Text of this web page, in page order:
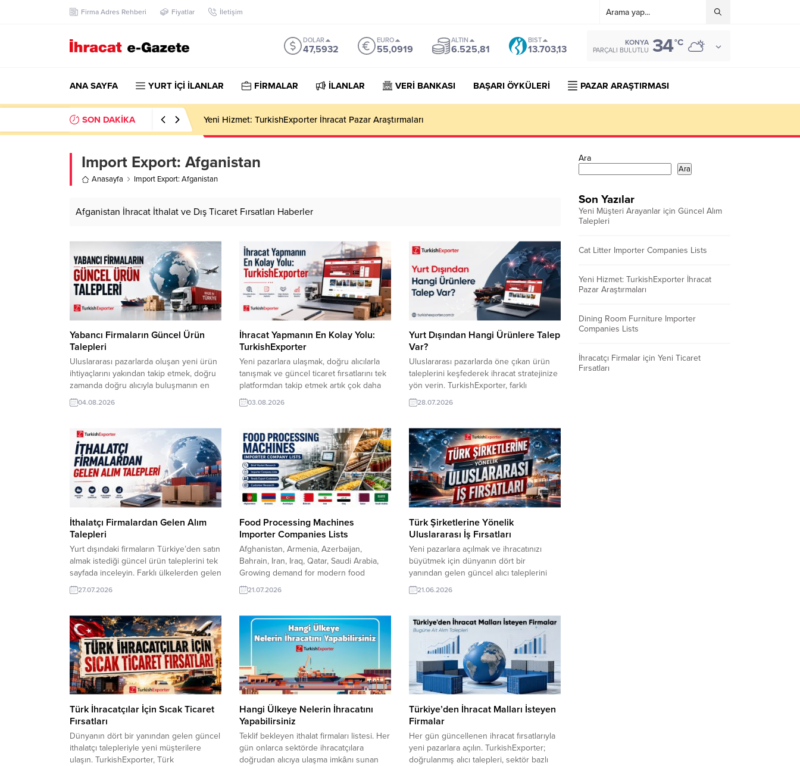
Firma Adres Rehberi Fiyatlar İletişim
DOLAR
47,5932
EURO
55,0919
ALTIN
6.525,81
BIST
13.703,13
KONYA
PARÇALI BULUTLU 34°C
ANA SAYFA YURT İÇİ İLANLAR FİRMALAR İLANLAR VERİ BANKASI BAŞARI ÖYKÜLERİ PAZAR ARAŞTIRMASI
SON DAKİKA Yeni Hizmet: TurkishExporter İhracat Pazar Araştırmaları
Import Export: Afganistan
Anasayfa Import Export: Afganistan
Afganistan İhracat İthalat ve Dış Ticaret Fırsatları Haberler
Yabancı Firmaların Güncel Ürün
Talepleri
Uluslararası pazarlarda oluşan yeni ürün
ihtiyaçlarını yakından takip etmek, doğru
zamanda doğru alıcıyla buluşmanın en
önemli adımlarından biridir.
TurkishExporter üzerinden yayınlanan
gösteren firmalara yeni ticaret fırsatları
sunuyor. Şili Firması, Keten Nevresim
Takımı Almak İstiyorSudanlı Şirket,
Türkiye’den Soğan İthal Etmek
İstiyorİsveç Distribütörü, Paketleme
Makinesi Talep EdiyorIraklı...
04.08.2026
İhracat Yapmanın En Kolay Yolu:
TurkishExporter
Yeni pazarlara ulaşmak, doğru alıcılarla
tanışmak ve güncel ticaret fırsatlarını tek
platformdan takip etmek artık çok daha
kolay. TurkishExporter, dünyanın farklı
ülkelerinden gelen alım taleplerini Türk
uluslararası ticaret süreçlerine değer
katıyor. Amerika Firması, Türkiye’den
Domates Salçası Almak İstiyorİspanyol
Tüccar, Tek Kullanımlık LDPE Önlük Satın
AlacakZimbabve Cumhuriyeti,...
03.08.2026
Yurt Dışından Hangi Ürünlere Talep
Var?
Uluslararası pazarlarda öne çıkan ürün
taleplerini keşfederek ihracat stratejinize
yön verin. TurkishExporter, farklı
ülkelerden gelen güncel satın alma
ilanları, hangi sektörlerin hareketli
alıcılarla buluşma potansiyeli taşıdığını
yakından görme fırsatı sunuyor. Fransız
Firma, Sakızlı Şekerleme Talep
EdiyorTacikistan Şirketi, Türkiye’den
Kablo Almak İstiyorAfganistan’dan Alıcı,
PVC Boru Parçası...
28.07.2026
İthalatçı Firmalardan Gelen Alım
Talepleri
Yurt dışındaki firmaların Türkiye’den satın
almak istediği güncel ürün taleplerini tek
sayfada inceleyin. Farklı ülkelerden gelen
alım taleplerini TurkishExporter‘da takip
ederek yeni müşterilere ulaşabilir,
büyütecek iş fırsatlarını
değerlendirebilirsiniz. Gine Şirketi, Beyaz
Fasulye Satın Almak İstiyorLübnanlı
Firma, Modern Ev Eşyaları İthal
EdecekKongo’dan Alıcı, Yangın
Söndürme Sistemi Talep EdiyorMısır...
27.07.2026
Food Processing Machines
Importer Companies Lists
Afghanistan, Armenia, Azerbaijan,
Bahrain, Iran, Iraq, Qatar, Saudi Arabia,
Growing demand for modern food
manufacturing is creating new export
opportunities across Afghanistan,
Qatar, and Saudi Arabia. TurkishExporter
helps suppliers reach verified importers,
distributors, and food industry buyers
with ready-to-use market research and
importer company lists....
21.07.2026
Türk Şirketlerine Yönelik
Uluslararası İş Fırsatları
Yeni pazarlara açılmak ve ihracatınızı
büyütmek için dünyanın dört bir
yanından gelen güncel alıcı taleplerini
keşfedin. TurkishExporter ile güvenilir
ithalatçılarla buluşun, yeni iş ortakları
avantajı yakalayın. Yurt Dışı Alım
Taleplerinden Bazıları: Almanya Yetişkin
Uyku Tulumu İthal EdecekLibya Firması,
Türkiye’den Düğme Tedarikçisi
ArıyorAfganistan, HVAC Sistemleri
Firması...
21.06.2026
Türk İhracatçılar İçin Sıcak Ticaret
Fırsatları
Dünyanın dört bir yanından gelen güncel
ithalatçı talepleriyle yeni müşterilere
ulaşın. TurkishExporter, Türk
Hangi Ülkeye Nelerin İhracatını
Yapabilirsiniz
Teklif bekleyen ithalat firmaları listesi. Her
gün onlarca sektörde ihracatçılara
doğrudan alıcıya ulaşma imkânı sunan
Türkiye’den İhracat Malları İsteyen
Firmalar
Her gün güncellenen ihracat fırsatlarıyla
yeni pazarlara açılın. TurkishExporter;
doğrulanmış alıcı talepleri, sektör bazlı
Ara
Ara
Son Yazılar
Yeni Müşteri Arayanlar için Güncel Alım
Talepleri
Cat Litter Importer Companies Lists
Yeni Hizmet: TurkishExporter İhracat
Pazar Araştırmaları
Dining Room Furniture Importer
Companies Lists
İhracatçı Firmalar için Yeni Ticaret
Fırsatları